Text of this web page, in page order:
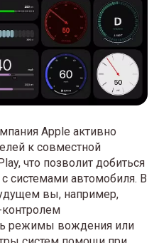
Apple активно
к совместной
что позволит добиться
системами автомобиля. В
вы, например,
режимы вождения или